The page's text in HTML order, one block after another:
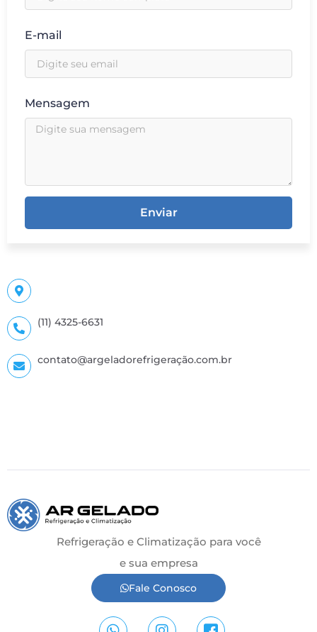
E-mail
Mensagem
Enviar
(11) 4325-6631
contato@argeladorefrigeração.com.br
Refrigeração e Climatização para você
e sua empresa
Fale Conosco